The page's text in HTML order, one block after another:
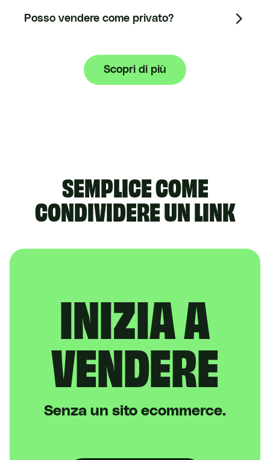
Posso vendere come privato?
Scopri di più
SEMPLICECOME
CONDIVIDERE UN LINK
INIZIA A
VENDERE
Senza un sito ecommerce.